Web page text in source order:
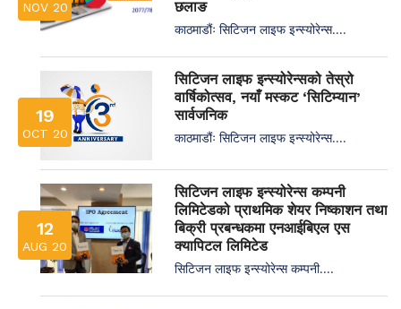
NOV 20
छलाङ
काठमाडौंः सिटिजन लाइफ इन्स्योरेन्स....
19
OCT 20
सिटिजन लाइफ इन्स्योरेन्सको तेस्रो
वार्षिकोत्सव, नयाँ मस्कट ‘सिटिम्यान’
सार्वजनिक
काठमाडौंः सिटिजन लाइफ इन्स्योरेन्स....
12
AUG 20
सिटिजन लाइफ इन्स्योरेन्स कम्पनी
लिमिटेडको प्राथमिक शेयर निष्काशन तथा
बिक्री प्रबन्धकमा एनआईबिएल एस
क्यापिटल लिमिटेड
सिटिजन लाइफ इन्स्योरेन्स कम्पनी....